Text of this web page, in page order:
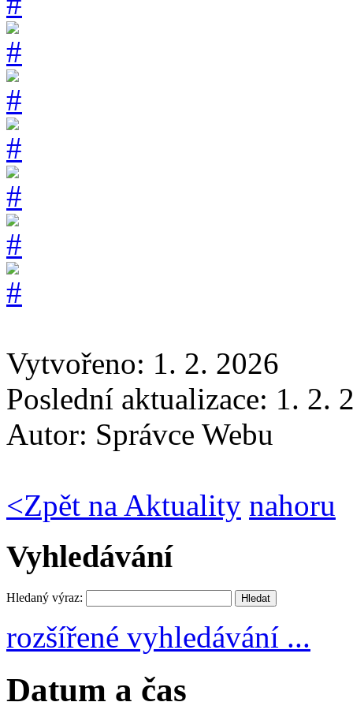
Vytvořeno: 1. 2. 2026
Poslední aktualizace: 1. 2.
Autor: Správce Webu
<Zpět na Aktuality nahoru
Vyhledávání
Hledaný výraz:
rozšířené vyhledávání ...
Datum a čas